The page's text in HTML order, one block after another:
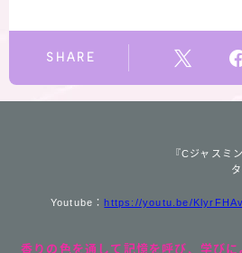
SHARE
『Cジャスミ
Youtube：https://youtu.be/
香りの色を通して記憶を呼び、学び